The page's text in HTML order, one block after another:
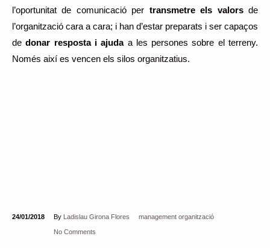
l’oportunitat de comunicació per transmetre els valorsde
l’organització cara a cara; i han d’estar preparats i ser capaços
dedonar resposta i ajudaa les persones sobre el terreny.
Només així es vencen els silos organitzatius.
24/01/2018 By Ladislau Girona Flores management organització
No Comments